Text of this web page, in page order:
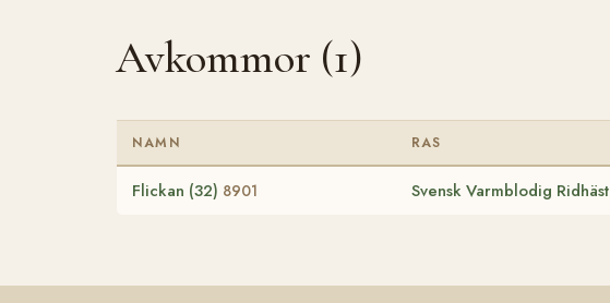
Avkommor (1)
NAMN RAS
Flickan (32) 8901 Svensk Varmblodig Ridhäst